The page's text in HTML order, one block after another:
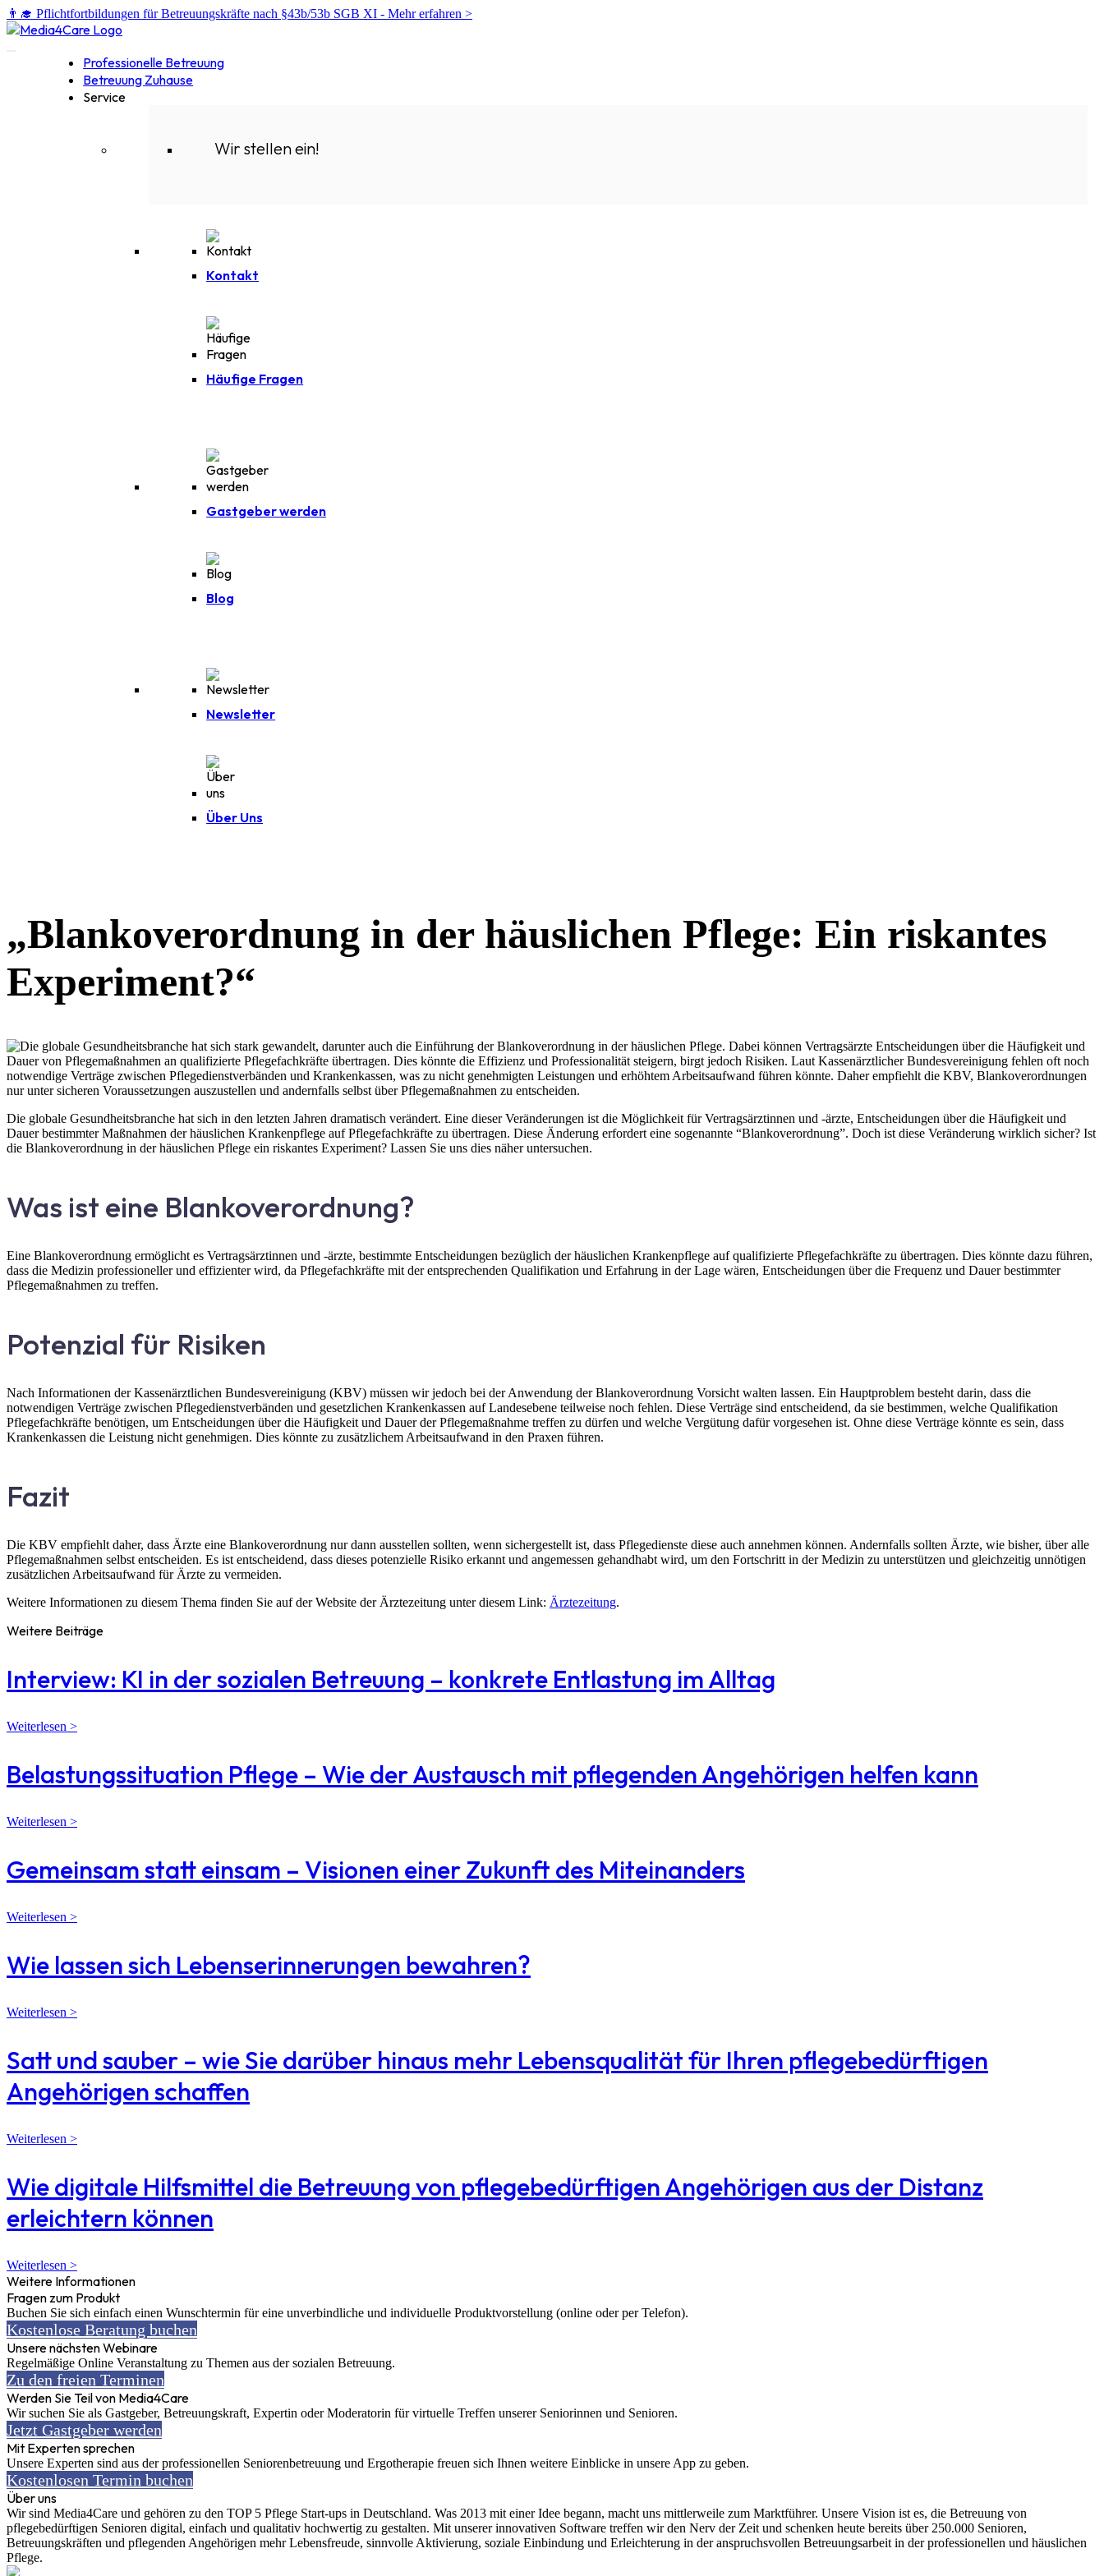
👨‍🎓 Pflichtfortbildungen für Betreuungskräfte nach §43b/53b SGB XI - Mehr erfahren >
Professionelle Betreuung
Betreuung Zuhause
Service
Wir stellen ein!
Kontakt
Häufige Fragen
Gastgeber werden
Blog
Newsletter
Über Uns
„Blankoverordnung in der häuslichen Pflege: Ein riskantes
Experiment?“
Die globale Gesundheitsbranche hat sich in den letzten Jahren dramatisch verändert. Eine dieser Veränderungen ist die Möglichkeit für Vertragsärztinnen und -ärzte, Entscheidungen über die Häufigkeit und
Dauer bestimmter Maßnahmen der häuslichen Krankenpflege auf Pflegefachkräfte zu übertragen. Diese Änderung erfordert eine sogenannte “Blankoverordnung”. Doch ist diese Veränderung wirklich sicher? Ist
die Blankoverordnung in der häuslichen Pflege ein riskantes Experiment? Lassen Sie uns dies näher untersuchen.
Was ist eine Blankoverordnung?
Eine Blankoverordnung ermöglicht es Vertragsärztinnen und -ärzte, bestimmte Entscheidungen bezüglich der häuslichen Krankenpflege auf qualifizierte Pflegefachkräfte zu übertragen. Dies könnte dazu führen,
dass die Medizin professioneller und effizienter wird, da Pflegefachkräfte mit der entsprechenden Qualifikation und Erfahrung in der Lage wären, Entscheidungen über die Frequenz und Dauer bestimmter
Pflegemaßnahmen zu treffen.
Potenzial für Risiken
Nach Informationen der Kassenärztlichen Bundesvereinigung (KBV) müssen wir jedoch bei der Anwendung der Blankoverordnung Vorsicht walten lassen. Ein Hauptproblem besteht darin, dass die
notwendigen Verträge zwischen Pflegedienstverbänden und gesetzlichen Krankenkassen auf Landesebene teilweise noch fehlen. Diese Verträge sind entscheidend, da sie bestimmen, welche Qualifikation
Pflegefachkräfte benötigen, um Entscheidungen über die Häufigkeit und Dauer der Pflegemaßnahme treffen zu dürfen und welche Vergütung dafür vorgesehen ist. Ohne diese Verträge könnte es sein, dass
Krankenkassen die Leistung nicht genehmigen. Dies könnte zu zusätzlichem Arbeitsaufwand in den Praxen führen.
Fazit
Die KBV empfiehlt daher, dass Ärzte eine Blankoverordnung nur dann ausstellen sollten, wenn sichergestellt ist, dass Pflegedienste diese auch annehmen können. Andernfalls sollten Ärzte, wie bisher, über alle
Pflegemaßnahmen selbst entscheiden. Es ist entscheidend, dass dieses potenzielle Risiko erkannt und angemessen gehandhabt wird, um den Fortschritt in der Medizin zu unterstützen und gleichzeitig unnötigen
zusätzlichen Arbeitsaufwand für Ärzte zu vermeiden.
Weitere Informationen zu diesem Thema finden Sie auf der Website der Ärztezeitung unter diesem Link: Ärztezeitung.
Weitere Beiträge
Interview: KI in der sozialen Betreuung – konkrete Entlastung im Alltag
Weiterlesen >
Belastungssituation Pflege – Wie der Austausch mit pflegenden Angehörigen helfen kann
Weiterlesen >
Gemeinsam statt einsam – Visionen einer Zukunft des Miteinanders
Weiterlesen >
Wie lassen sich Lebenserinnerungen bewahren?
Weiterlesen >
Satt und sauber – wie Sie darüber hinaus mehr Lebensqualität für Ihren pflegebedürftigen
Angehörigen schaffen
Weiterlesen >
Wie digitale Hilfsmittel die Betreuung von pflegebedürftigen Angehörigen aus der Distanz
erleichtern können
Weiterlesen >
Weitere Informationen
Fragen zum Produkt
Buchen Sie sich einfach einen Wunschtermin für eine unverbindliche und individuelle Produktvorstellung (online oder per Telefon).
Kostenlose Beratung buchen
Unsere nächsten Webinare
Regelmäßige Online Veranstaltung zu Themen aus der sozialen Betreuung.
Zu den freien Terminen
Werden Sie Teil von Media4Care
Wir suchen Sie als Gastgeber, Betreuungskraft, Expertin oder Moderatorin für virtuelle Treffen unserer Seniorinnen und Senioren.
Jetzt Gastgeber werden
Mit Experten sprechen
Unsere Experten sind aus der professionellen Seniorenbetreuung und Ergotherapie freuen sich Ihnen weitere Einblicke in unsere App zu geben.
Kostenlosen Termin buchen
Über uns
Wir sind Media4Care und gehören zu den TOP 5 Pflege Start-ups in Deutschland. Was 2013 mit einer Idee begann, macht uns mittlerweile zum Marktführer. Unsere Vision ist es, die Betreuung von
pflegebedürftigen Senioren digital, einfach und qualitativ hochwertig zu gestalten. Mit unserer innovativen Software treffen wir den Nerv der Zeit und schenken heute bereits über 250.000 Senioren,
Betreuungskräften und pflegenden Angehörigen mehr Lebensfreude, sinnvolle Aktivierung, soziale Einbindung und Erleichterung in der anspruchsvollen Betreuungsarbeit in der professionellen und häuslichen
Pflege.